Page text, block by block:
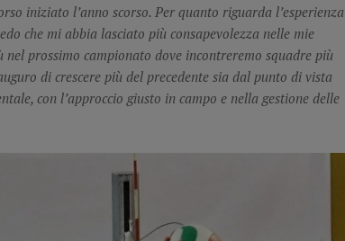
iniziato l’anno scorso. Per quanto riguarda l’esperienza
che mi abbia lasciato più consapevolezza nelle mie
prossimo campionato dove incontreremo squadre più
di crescere più del precedente sia dal punto di vista
con l’approccio giusto in campo e nella gestione delle